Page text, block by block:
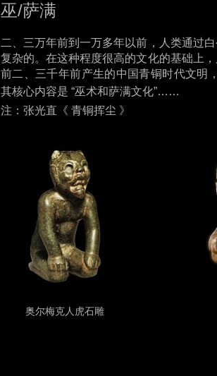
巫/萨满
二、三万年前到一万多年以前，人类通过
复杂的。在这种程度很高的文化的基础上
前二、三千年前产生的中国青铜时代文明
其核心内容是 “巫术和萨满文化”……
注：张光直《 青铜挥尘 》
奥尔梅克人 虎石雕